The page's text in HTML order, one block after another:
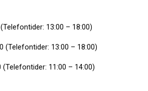
13:00 – 18:00)
(Telefontider: 13:00 – 18:00)
(Telefontider: 11:00 – 14:00)